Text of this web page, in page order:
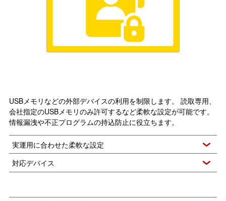
USBメモリなどの外部デバイスの利用を制限します。 読取専用、
会社指定のUSBメモリのみ許可するなど柔軟な設定が可能です。
情報漏洩や不正プログラムの持込防止に役立ちます。
実運用に合わせた柔軟な設定
対応デバイス